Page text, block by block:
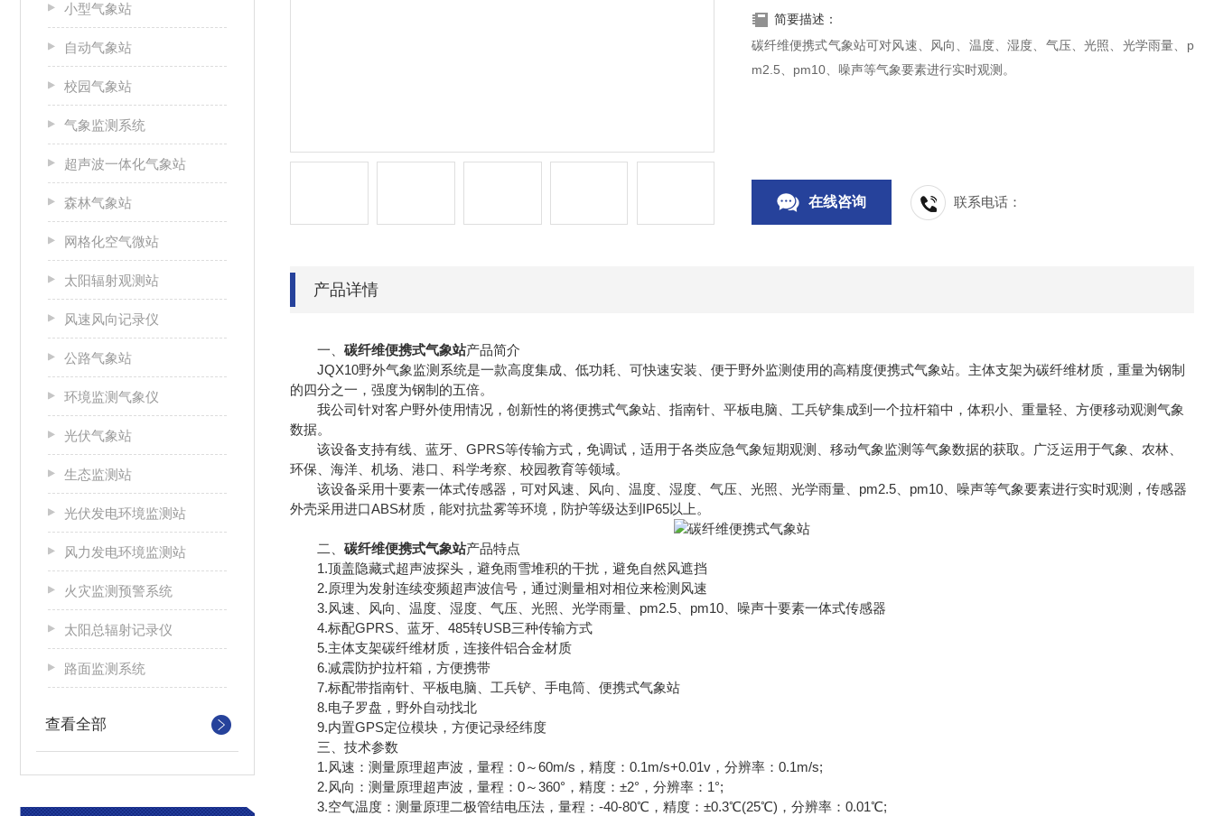
小型气象站
自动气象站
校园气象站
气象监测系统
超声波一体化气象站
森林气象站
网格化空气微站
太阳辐射观测站
风速风向记录仪
公路气象站
环境监测气象仪
光伏气象站
生态监测站
光伏发电环境监测站
风力发电环境监测站
火灾监测预警系统
太阳总辐射记录仪
路面监测系统
查看全部
简要描述：
碳纤维便携式气象站可对风速、风向、温度、湿度、气压、光照、光学雨量、p
m2.5、pm10、噪声等气象要素进行实时观测。
在线咨询 联系电话：
产品详情
一、 碳纤维便携式气象站产品简介
JQX10野外气象监测系统是一款高度集成、低功耗、可快速安装、便于野外监测使用的高精度便携式气象站。主体支架为碳纤维材质，重量为钢制
的四分之一，强度为钢制的五倍。
我公司针对客户野外使用情况，创新性的将便携式气象站、指南针、平板电脑、工兵铲集成到一个拉杆箱中，体积小、重量轻、方便移动观测气象
数据。
该设备支持有线、蓝牙、GPRS等传输方式，免调试，适用于各类应急气象短期观测、移动气象监测等气象数据的获取。广泛运用于气象、农林、
环保、海洋、机场、港口、科学考察、校园教育等领域。
该设备采用十要素一体式传感器，可对风速、风向、温度、湿度、气压、光照、光学雨量、pm2.5、pm10、噪声等气象要素进行实时观测，传感器
外壳采用进口ABS材质，能对抗盐雾等环境，防护等级达到IP65以上。
二、 碳纤维便携式气象站产品特点
1.顶盖隐藏式超声波探头，避免雨雪堆积的干扰，避免自然风遮挡
2.原理为发射连续变频超声波信号，通过测量相对相位来检测风速
3.风速、风向、温度、湿度、气压、光照、光学雨量、pm2.5、pm10、噪声十要素一体式传感器
4.标配GPRS、蓝牙、485转USB三种传输方式
5.主体支架碳纤维材质，连接件铝合金材质
6.减震防护拉杆箱，方便携带
7.标配带指南针、平板电脑、工兵铲、手电筒、便携式气象站
8.电子罗盘，野外自动找北
9.内置GPS定位模块，方便记录经纬度
三、技术参数
1.风速：测量原理超声波，量程：0～60m/s，精度：0.1m/s+0.01v，分辨率：0.1m/s;
2.风向：测量原理超声波，量程：0～360°，精度：±2°，分辨率：1°;
3.空气温度：测量原理二极管结电压法，量程：-40-80℃，精度：±0.3℃(25℃)，分辨率：0.01℃;